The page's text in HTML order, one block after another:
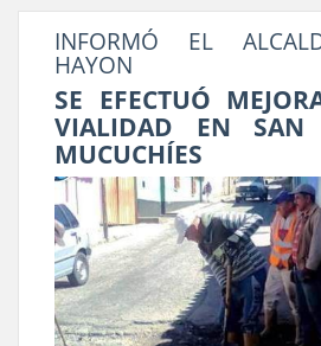
INFORMÓ EL
HAYON
SE EFECTUÓ
VIALIDAD EN SAN
MUCUCHÍES